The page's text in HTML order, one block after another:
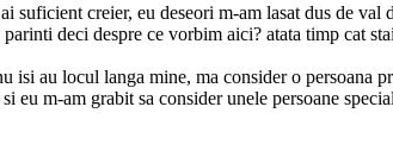
suficient creier, eu deseori m-am lasat dus de
deci despre ce vorbim aici? atata timp cat
isi au locul langa mine, ma consider o
m-am grabit sa consider unele persoane